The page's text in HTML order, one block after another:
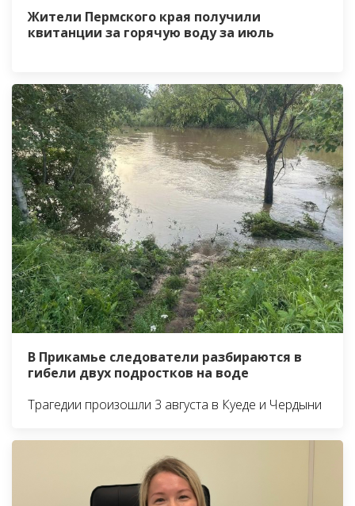
Жители Пермского края получили
квитанции за горячую воду за июль
В Прикамье следователи разбираются в
гибели двух подростков на воде
Трагедии произошли 3 августа в Куеде и Чердыни